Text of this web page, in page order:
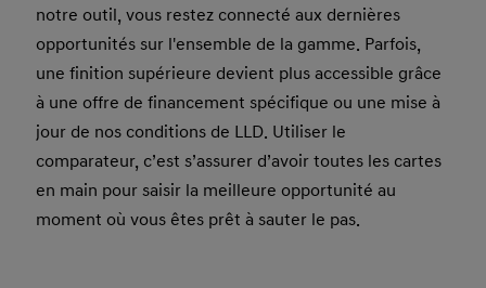
notre outil, vous restez connecté aux dernières
opportunités sur l'ensemble de la gamme. Parfois,
une finition supérieure devient plus accessible grâce
à une offre de financement spécifique ou une mise à
jour de nos conditions de LLD. Utiliser le
comparateur, c’est s’assurer d’avoir toutes les cartes
en main pour saisir la meilleure opportunité au
moment où vous êtes prêt à sauter le pas.